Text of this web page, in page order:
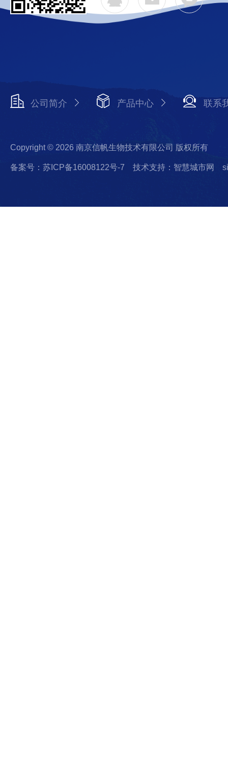
公司简介 产品中心 联系
Copyright © 2026 南京信帆生物技术有限公司 版权所有
备案号：苏ICP备16008122号-7 技术支持：智慧城市网